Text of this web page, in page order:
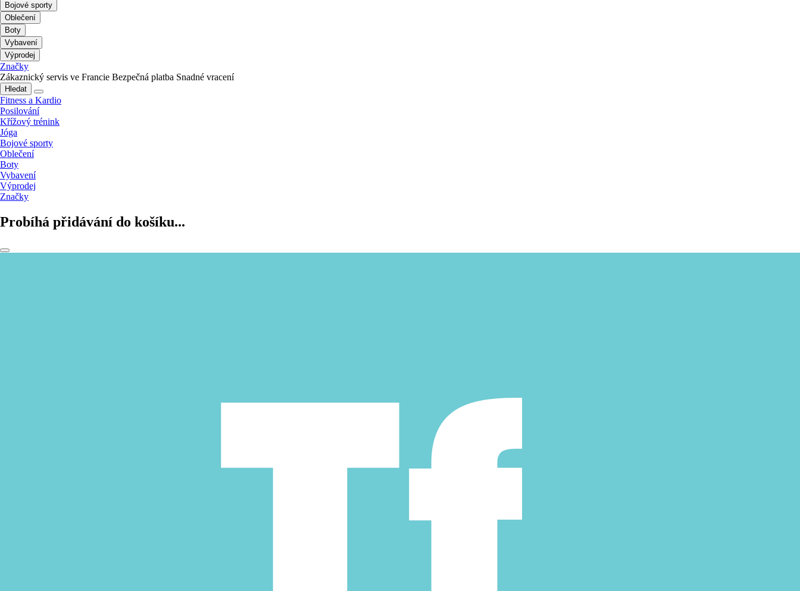
Bojové sporty
Oblečení
Boty
Vybavení
Výprodej
Značky
Zákaznický servis ve Francie Bezpečná platba Snadné vracení
Hledat
Fitness a Kardio
Posilování
Křížový trénink
Jóga
Bojové sporty
Oblečení
Boty
Vybavení
Výprodej
Značky
Probíhá přidávání do košíku...